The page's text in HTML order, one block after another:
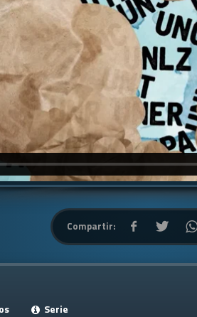
Compartir:
Serie